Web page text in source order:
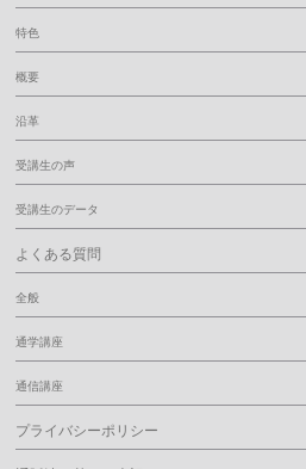
特色
概要
沿革
受講生の声
受講生のデータ
よくある質問
全般
通学講座
通信講座
プライバシーポリシー